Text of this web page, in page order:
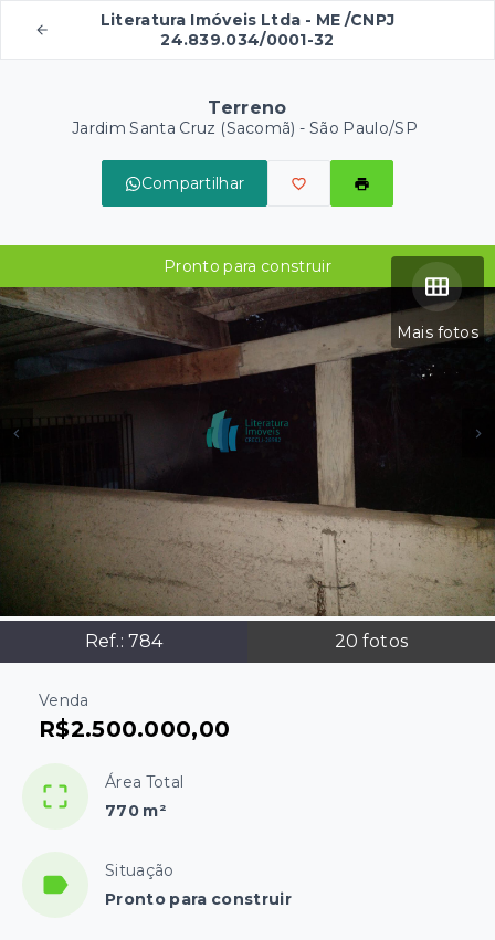
Literatura Imóveis Ltda - ME /CNPJ
24.839.034/0001-32
Terreno
Jardim Santa Cruz (Sacomã) - São Paulo/SP
Compartilhar
Mais fotos
Ref.: 784 20 fotos
Pronto para construir
Venda
R$2.500.000,00
Área Total
770 m²
Situação
Pronto para construir